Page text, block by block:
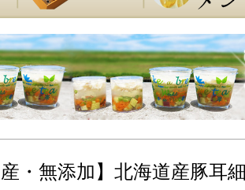
産・無添加】北海道産豚耳